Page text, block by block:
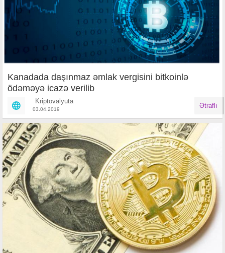
Kanadada daşınmaz əmlak vergisini bitkoinlə
ödəməyə icazə verilib
Kriptovalyuta
03.04.2019 Ətraflı